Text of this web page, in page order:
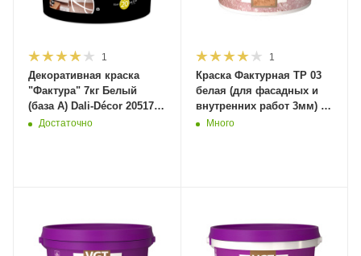
1
Декоративная краска
"Фактура" 7кг Белый
(база А) Dali-Décor 20517
(1шт/60шт)
Достаточно
1
Краска Фактурная TP 03
белая (для фасадных и
внутренних работ 3мм) 9
кг ВГТ (1 шт)
Много